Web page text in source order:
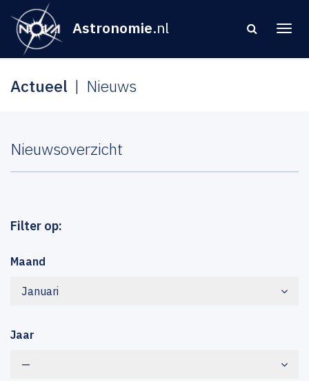
Astronomie.nl
Actueel Nieuws
Nieuwsoverzicht
Filter op:
Maand
Januari
Jaar
—